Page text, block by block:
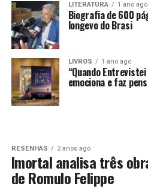
LITERATURA 1 ano ago
Biografia de 600
longevo do Brasi
LIVROS 1 ano ago
“Quando
emociona e faz
RESENHAS 2 anos ago
Imortal analisa três
de Romulo Felippe